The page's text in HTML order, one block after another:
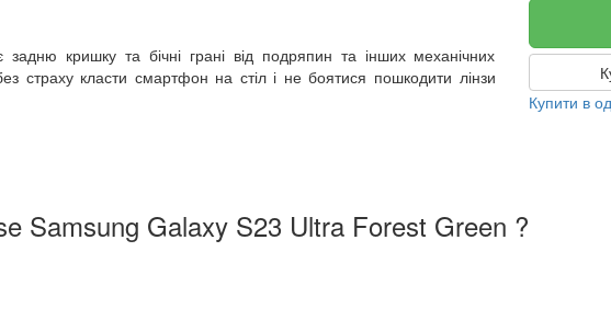
кришку та бічні грані від подряпин та інших механічних
страху класти смартфон на стіл і не боятися пошкодити лінзи
Купити в
Samsung Galaxy S23 Ultra Forest Green ?